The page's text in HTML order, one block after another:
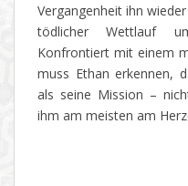
Vergangenheit ihn
tödlicher Wettlauf
Konfrontiert mit einem
muss Ethan erkennen,
als seine Mission –
ihm am meisten am